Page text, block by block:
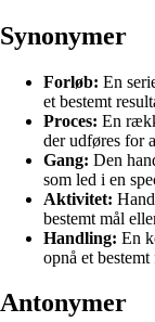
Synonymer
Forløb: En
et bestemt
Proces: En
der udføres for
Gang: Den
som led i en
Aktivitet:
bestemt mål
Handling: En
opnå et
Antonymer